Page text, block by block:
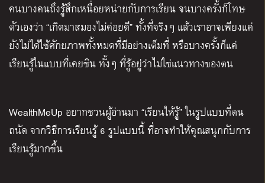
คนบางคนถึงรู้สึกเหนื่อยหน่ายกับการเรียน จนบางครั้งก็โทษ
ตัวเองว่า “เกิดมาสมองไม่ค่อยดี” ทั้งที่จริงๆ แล้วเราอาจเพียงแค่
ยังไม่ได้ใช้ศักยภาพทั้งหมดที่มีอย่างเต็มที่ หรือบางครั้งก็แค่
เรียนรู้ในแบบที่เคยชิน ทั้งๆ ที่รู้อยู่ว่าไม่ใช่แนวทางของตน
WealthMeUp อยากชวนผู้อ่านมา “เรียนให้รู้” ในรูปแบบที่ตน
ถนัด จากวิธีการเรียนรู้ 6 รูปแบบนี้ ที่อาจทำให้คุณสนุกกับการ
เรียนรู้มากขึ้น